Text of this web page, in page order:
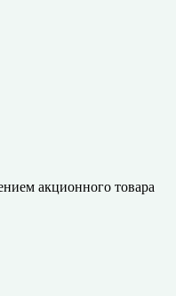
акционного товара